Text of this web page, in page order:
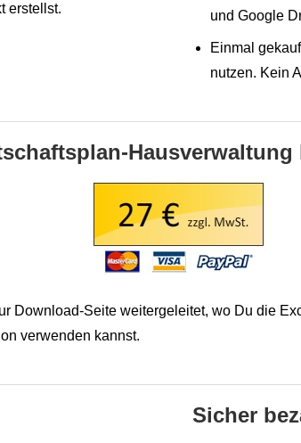
erstellst.
und Google
Einmal
nutzen. Kein
Download-Seite weitergeleitet, wo Du die
verwenden kannst.
Sicher